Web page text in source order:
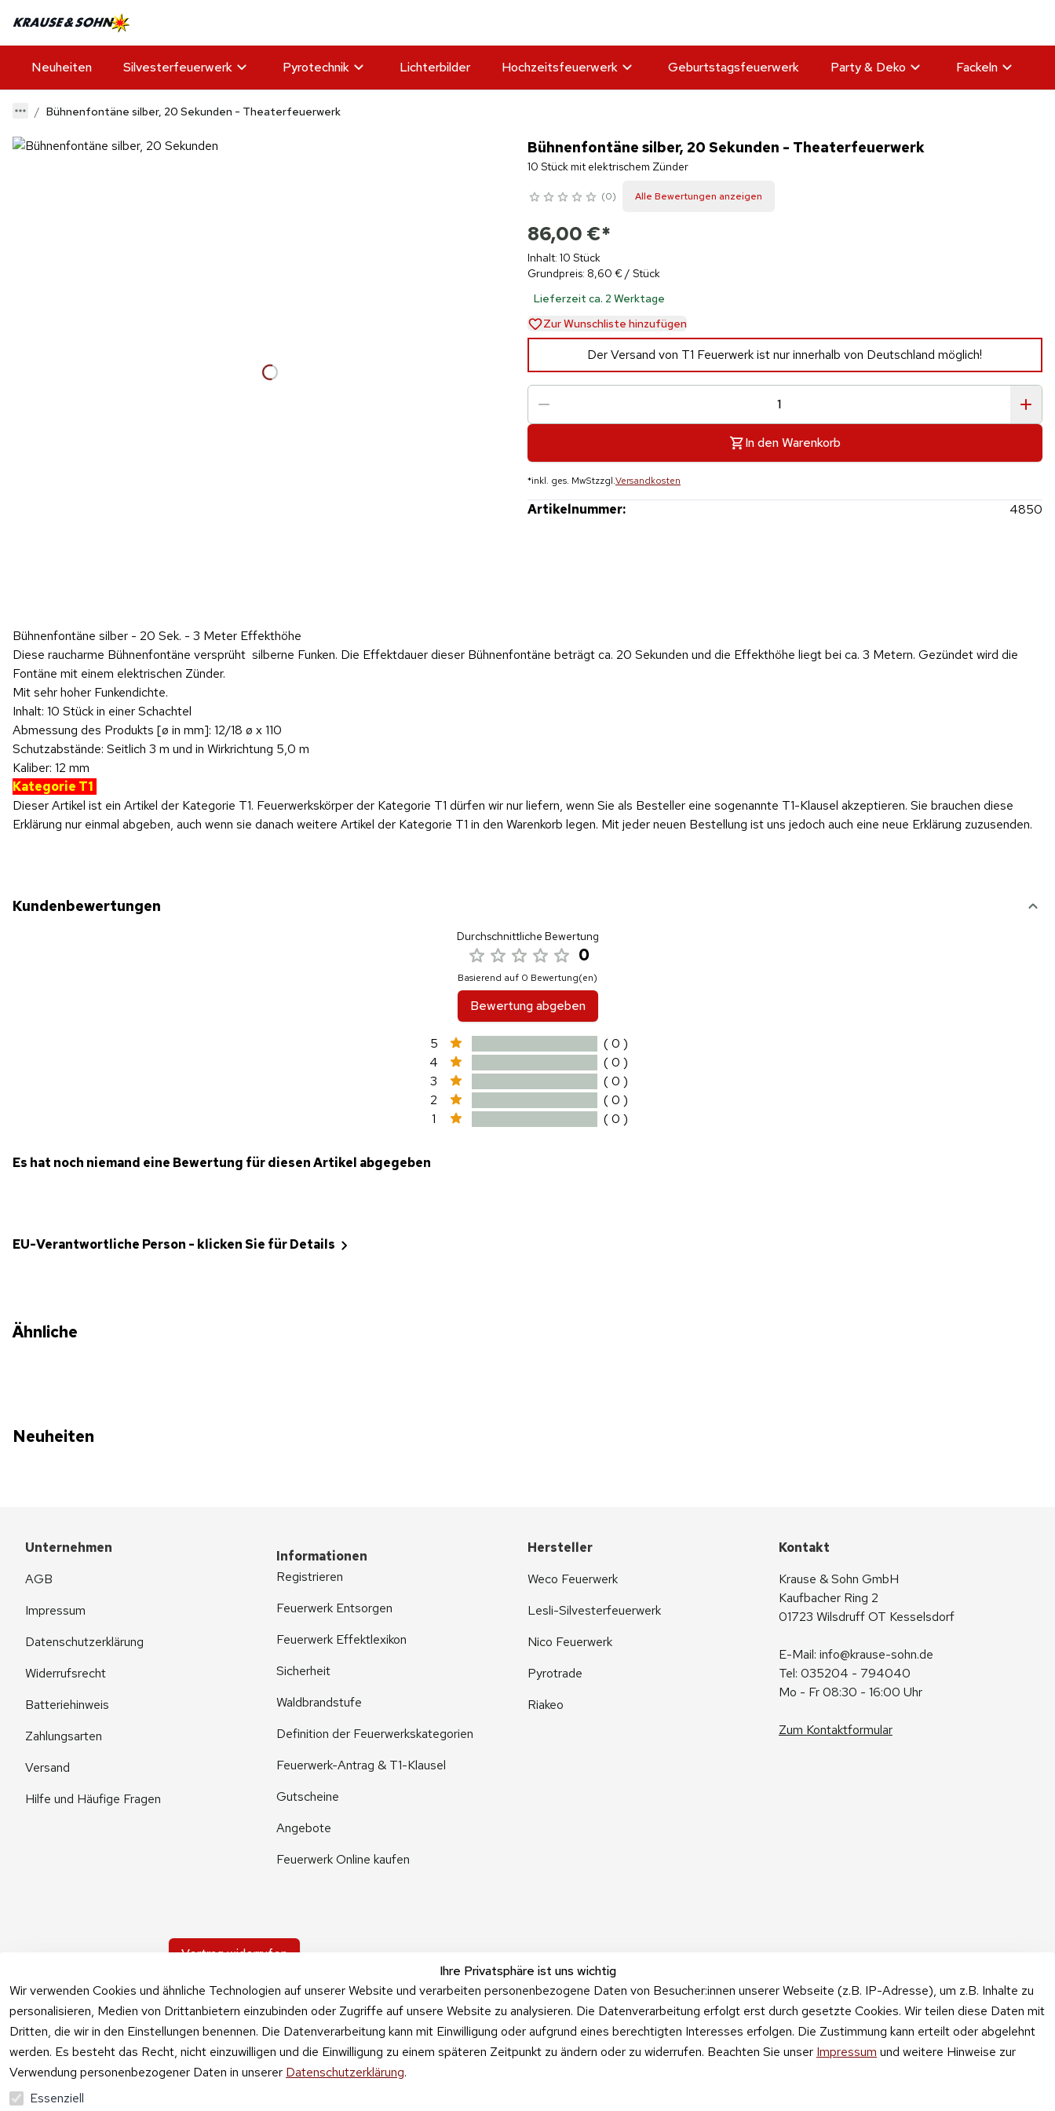
Neuheiten Silvesterfeuerwerk Pyrotechnik Lichterbilder Hochzeitsfeuerwerk Geburtstagsfeuerwerk Party & Deko Fackeln
Bühnenfontäne silber, 20 Sekunden - Theaterfeuerwerk
Bühnenfontäne silber, 20 Sekunden - Theaterfeuerwerk
10 Stück mit elektrischem Zünder
0 Alle Bewertungen anzeigen
86,00 €*
Inhalt: 10 Stück
Grundpreis: 8,60 € / Stück
Lieferzeit ca. 2 Werktage
Zur Wunschliste hinzufügen
Der Versand von T1 Feuerwerk ist nur innerhalb von Deutschland möglich!
In den Warenkorb
*inkl. ges. MwStzzgl.Versandkosten
Artikelnummer: 4850
Produktvideo
Bühnenfontäne silber - 20 Sek. - 3 Meter Effekthöhe
Diese raucharme Bühnenfontäne versprüht silberne Funken. Die Effektdauer dieser Bühnenfontäne beträgt ca. 20 Sekunden und die Effekthöhe liegt bei ca. 3 Metern. Gezündet wird die
Fontäne mit einem elektrischen Zünder.
Mit sehr hoher Funkendichte.
Inhalt: 10 Stück in einer Schachtel
Abmessung des Produkts [ø in mm]: 12/18 ø x 110
Schutzabstände: Seitlich 3 m und in Wirkrichtung 5,0 m
Kaliber: 12 mm
Kategorie T1
Dieser Artikel ist ein Artikel der Kategorie T1. Feuerwerkskörper der Kategorie T1 dürfen wir nur liefern, wenn Sie als Besteller eine sogenannte T1-Klausel akzeptieren. Sie brauchen diese
Erklärung nur einmal abgeben, auch wenn sie danach weitere Artikel der Kategorie T1 in den Warenkorb legen. Mit jeder neuen Bestellung ist uns jedoch auch eine neue Erklärung zuzusenden.
Kundenbewertungen
Durchschnittliche Bewertung
0
Basierend auf 0 Bewertung(en)
Bewertung abgeben
5
( 0 )
4
( 0 )
3
( 0 )
2
( 0 )
1
( 0 )
Es hat noch niemand eine Bewertung für diesen Artikel abgegeben
EU-Verantwortliche Person - klicken Sie für Details
Ähnliche
Neuheiten
Ihre Privatsphäre ist uns wichtig
Wir verwenden Cookies und ähnliche Technologien auf unserer Website und verarbeiten personenbezogene Daten von Besucher:innen unserer Webseite (z.B. IP-Adresse), um z.B. Inhalte zu
personalisieren, Medien von Drittanbietern einzubinden oder Zugriffe auf unsere Website zu analysieren. Die Datenverarbeitung erfolgt erst durch gesetzte Cookies. Wir teilen diese Daten mit
Dritten, die wir in den Einstellungen benennen. Die Datenverarbeitung kann mit Einwilligung oder aufgrund eines berechtigten Interesses erfolgen. Die Zustimmung kann erteilt oder abgelehnt
werden. Es besteht das Recht, nicht einzuwilligen und die Einwilligung zu einem späteren Zeitpunkt zu ändern oder zu widerrufen. Beachten Sie unser Impressum und weitere Hinweise zur
Verwendung personenbezogener Daten in unserer Datenschutzerklärung.
Essenziell
Unternehmen
AGB
Impressum
Datenschutzerklärung
Widerrufsrecht
Batteriehinweis
Zahlungsarten
Versand
Hilfe und Häufige Fragen
Informationen
Registrieren
Feuerwerk Entsorgen
Feuerwerk Effektlexikon
Sicherheit
Waldbrandstufe
Definition der Feuerwerkskategorien
Feuerwerk-Antrag & T1-Klausel
Gutscheine
Angebote
Feuerwerk Online kaufen
Hersteller
Weco Feuerwerk
Lesli-Silvesterfeuerwerk
Nico Feuerwerk
Pyrotrade
Riakeo
Kontakt
Krause & Sohn GmbH
Kaufbacher Ring 2
01723 Wilsdruff OT Kesselsdorf
E-Mail: info@krause-sohn.de
Tel: 035204 - 794040
Mo - Fr 08:30 - 16:00 Uhr
Zum Kontaktformular
Vertrag widerrufen